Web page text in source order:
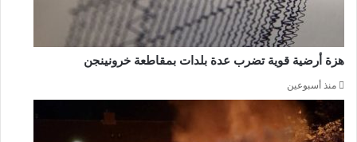
هزة أرضية قوية تضرب عدة بلدات بمقاطعة خرونينجن
منذ أسبوعين